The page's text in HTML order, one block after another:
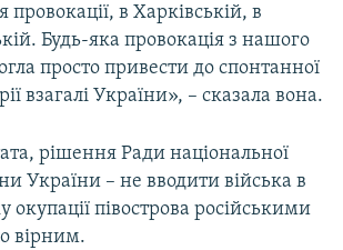
провокації, в Харківській, в
Будь-яка провокація з нашого
просто привести до спонтанної
взагалі України», – сказала вона.
рішення Ради національної
України – не вводити війська в
півострова російськими
вірним.